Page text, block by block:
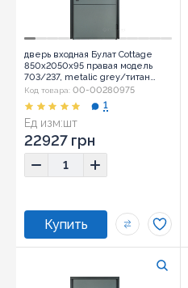
дверь входная Булат Cottage
850x2050x95 правая модель
703/237, metalic grey/титан
(0030)
Код товара: 00-00280975
Ед изм:шт
1
22927 грн